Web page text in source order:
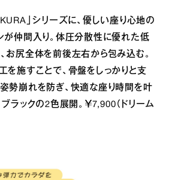
」シリーズに、優しい座り心地の
が仲間入り。体圧分散性に優れた低
お尻全体を前後左右から包み込む。
を施すことで、骨盤をしっかりと支
勢崩れを防ぎ、快適な座り時間を叶
ラックの2色展開。￥7,900（ドリーム